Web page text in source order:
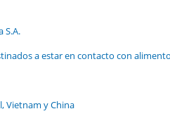
S.A.
a estar en contacto con
Vietnam y China